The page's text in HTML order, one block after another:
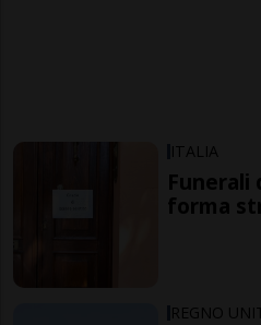
ITALIA
Funerali
forma
REGNO